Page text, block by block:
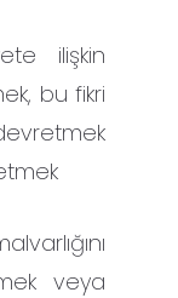
ilişkin
bu fikri
veya